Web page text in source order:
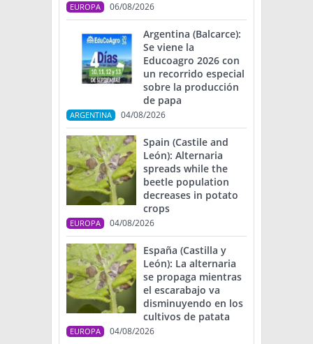
EUROPA 06/08/2026
Argentina (Balcarce):
Se viene la
Educoagro 2026 con
un recorrido especial
sobre la producción
de papa
ARGENTINA 04/08/2026
Spain (Castile and
León): Alternaria
spreads while the
beetle population
decreases in potato
crops
EUROPA 04/08/2026
España (Castilla y
León): La alternaria
se propaga mientras
el escarabajo va
disminuyendo en los
cultivos de patata
EUROPA 04/08/2026